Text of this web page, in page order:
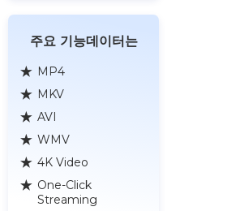
주요 기능데이터는
MP4
MKV
AVI
WMV
4K Video
One-Click
Streaming